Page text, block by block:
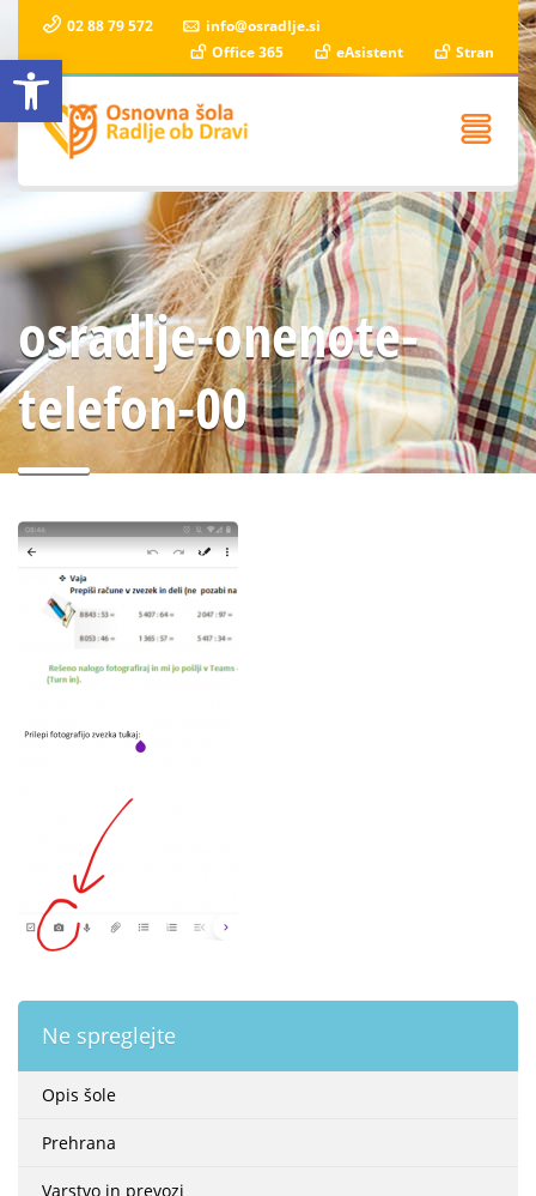
Open toolbar
02 88 79 572
info@osradlje.si
Office 365
eAsistent Stran
osradlje-onenote-
telefon-00
Ne spreglejte
Opis šole
Prehrana
Varstvo in prevozi